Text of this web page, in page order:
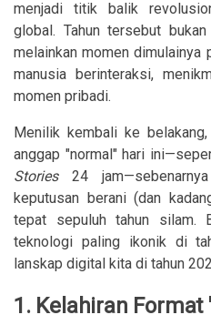
menjadi titik balik
global. Tahun tersebut
melainkan momen dimulainya
manusia berinteraksi,
momen pribadi.
Menilik kembali ke
anggap "normal" hari
Stories24
keputusan berani (dan
tepat sepuluh tahun silam.
teknologi paling ikonik di
lanskap digital kita di tahun
1. Kelahiran Format